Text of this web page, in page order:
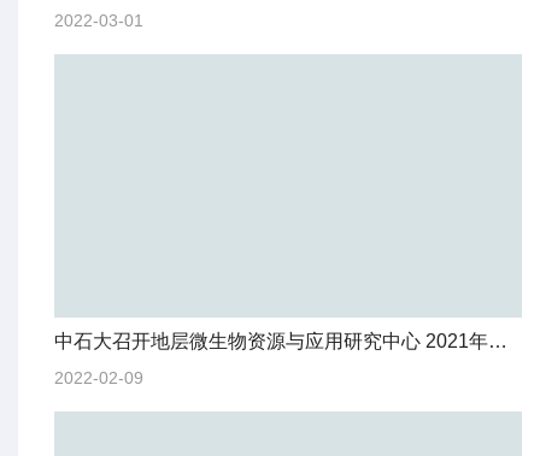
2022-03-01
中石大召开地层微生物资源与应用研究中心 2021年度学术委员会会议
2022-02-09